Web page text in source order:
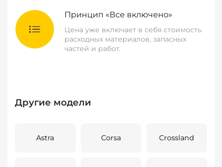
Принцип «Все включено»
Цена уже включает в себя стоимость
расходных материалов, запасных
частей и работ.
Другие модели
Astra Corsa Crossland